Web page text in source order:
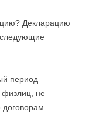
Декларацию
период
физлиц, не